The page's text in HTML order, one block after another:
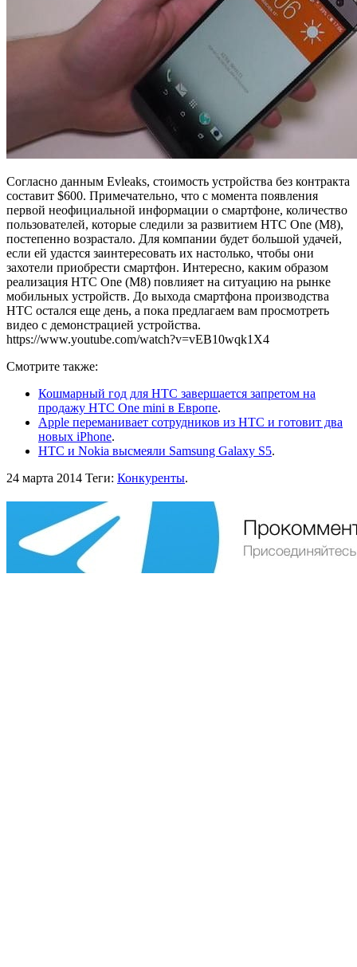
Согласно данным Evleaks, стоимость устройства без контракта
составит $600. Примечательно, что с момента появления
первой неофициальной информации о смартфоне, количество
пользователей, которые следили за развитием HTC One (M8),
постепенно возрастало. Для компании будет большой удачей,
если ей удастся заинтересовать их настолько, чтобы они
захотели приобрести смартфон. Интересно, каким образом
реализация HTC One (M8) повлияет на ситуацию на рынке
мобильных устройств. До выхода смартфона производства
HTC остался еще день, а пока предлагаем вам просмотреть
видео с демонстрацией устройства.
https://www.youtube.com/watch?v=vEB10wqk1X4
Смотрите также:
Кошмарный год для HTC завершается запретом на
продажу HTC One mini в Европе.
Apple переманивает сотрудников из HTC и готовит два
новых iPhone.
HTC и Nokia высмеяли Samsung Galaxy S5.
24 марта 2014 Теги: Конкуренты.